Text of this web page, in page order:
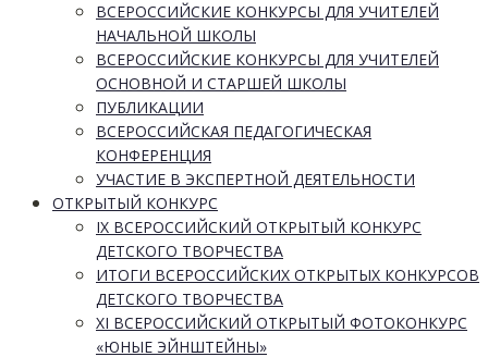
ВСЕРОССИЙСКИЕ КОНКУРСЫ ДЛЯ УЧИТЕЛЕЙ
НАЧАЛЬНОЙ ШКОЛЫ
ВСЕРОССИЙСКИЕ КОНКУРСЫ ДЛЯ УЧИТЕЛЕЙ
ОСНОВНОЙ И СТАРШЕЙ ШКОЛЫ
ПУБЛИКАЦИИ
ВСЕРОССИЙСКАЯ ПЕДАГОГИЧЕСКАЯ
КОНФЕРЕНЦИЯ
УЧАСТИЕ В ЭКСПЕРТНОЙ ДЕЯТЕЛЬНОСТИ
ОТКРЫТЫЙ КОНКУРС
IX ВСЕРОССИЙСКИЙ ОТКРЫТЫЙ КОНКУРС
ДЕТСКОГО ТВОРЧЕСТВА
ИТОГИ ВСЕРОССИЙСКИХ ОТКРЫТЫХ КОНКУРСОВ
ДЕТСКОГО ТВОРЧЕСТВА
XI ВСЕРОССИЙСКИЙ ОТКРЫТЫЙ ФОТОКОНКУРС
«ЮНЫЕ ЭЙНШТЕЙНЫ»